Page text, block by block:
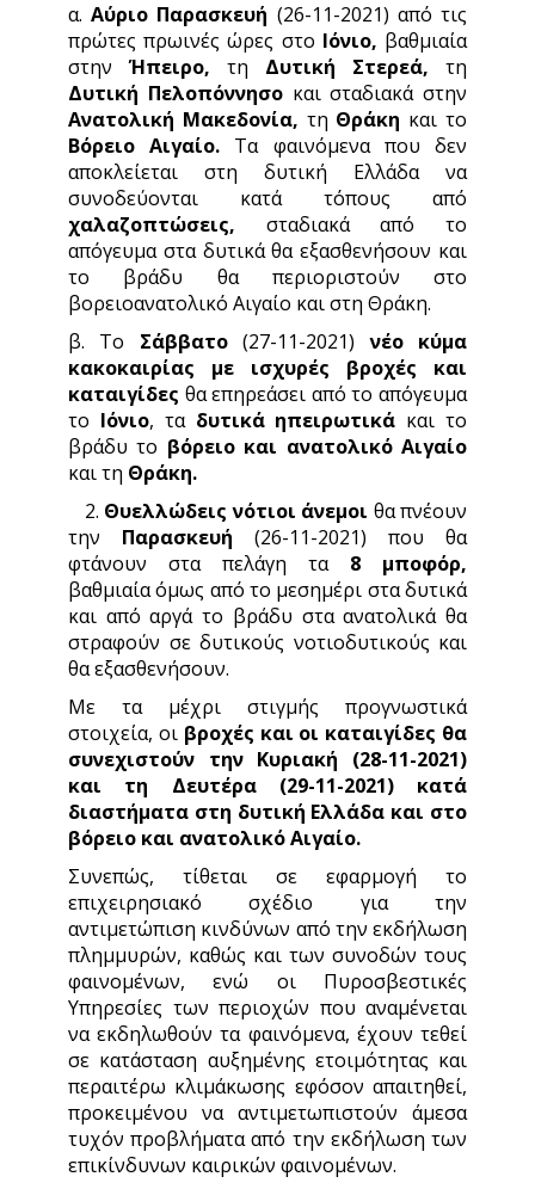
α.Αύριο Παρασκευή (26-11-2021) από τις
πρώτες πρωινές ώρες στο Ιόνιο, βαθμιαία
στηνΉπειρο, τη Δυτική Στερεά, τη
Δυτική Πελοπόννησοκαι σταδιακά στην
Ανατολική Μακεδονία, τη Θράκη και το
Βόρειο Αιγαίο. Τα φαινόμενα που δεν
αποκλείεται στη δυτική Ελλάδα να
συνοδεύονται κατά τόπους από
χαλαζοπτώσεις, σταδιακά από το
απόγευμα στα δυτικά θα εξασθενήσουν και
το βράδυ θα περιοριστούν στο
βορειοανατολικό Αιγαίο και στη Θράκη.
β. Το Σάββατο(27-11-2021)νέο κύμα
κακοκαιρίας με ισχυρές βροχές και
καταιγίδες θα επηρεάσει από το απόγευμα
το Ιόνιο, τα δυτικά ηπειρωτικά και το
βράδυ το βόρειο και ανατολικό Αιγαίο
και τη Θράκη.
2. Θυελλώδεις νότιοι άνεμοι θα πνέουν
την Παρασκευή (26-11-2021) που θα
φτάνουν στα πελάγη τα 8 μποφόρ,
βαθμιαία όμως από το μεσημέρι στα δυτικά
και από αργά το βράδυ στα ανατολικά θα
στραφούν σε δυτικούς νοτιοδυτικούς και
θα εξασθενήσουν.
Με τα μέχρι στιγμής προγνωστικά
στοιχεία, οι βροχές και οι καταιγίδες θα
συνεχιστούν την Κυριακή (28-11-2021)
και τη Δευτέρα (29-11-2021) κατά
διαστήματα στη δυτική Ελλάδα και στο
βόρειο και ανατολικό Αιγαίο.
Συνεπώς, τίθεται σε εφαρμογή το
επιχειρησιακό σχέδιο για την
αντιμετώπιση κινδύνων από την εκδήλωση
πλημμυρών, καθώς και των συνοδών τους
φαινομένων, ενώ οι Πυροσβεστικές
Υπηρεσίες των περιοχών που αναμένεται
να εκδηλωθούν τα φαινόμενα, έχουν τεθεί
σε κατάσταση αυξημένης ετοιμότητας και
περαιτέρω κλιμάκωσης εφόσον απαιτηθεί,
προκειμένου να αντιμετωπιστούν άμεσα
τυχόν προβλήματα από την εκδήλωση των
επικίνδυνων καιρικών φαινομένων.